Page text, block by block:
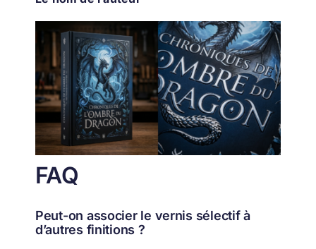
FAQ
Peut-on associer le vernis sélectif à
d’autres finitions ?